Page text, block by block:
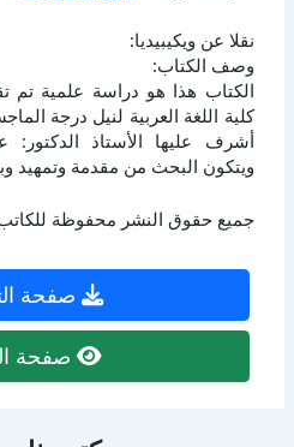
نقلا عن ويكيبيديا:
وصف الكتاب:
الكتاب هذا هو دراسة علمية تم
كلية اللغة العربية لنيل درجة
أشرف عليها الأستاذ الدكتور:
ويتكون البحث من مقدمة وتمهيد
جميع حقوق النشر محفوظة
صفحة
صفحة